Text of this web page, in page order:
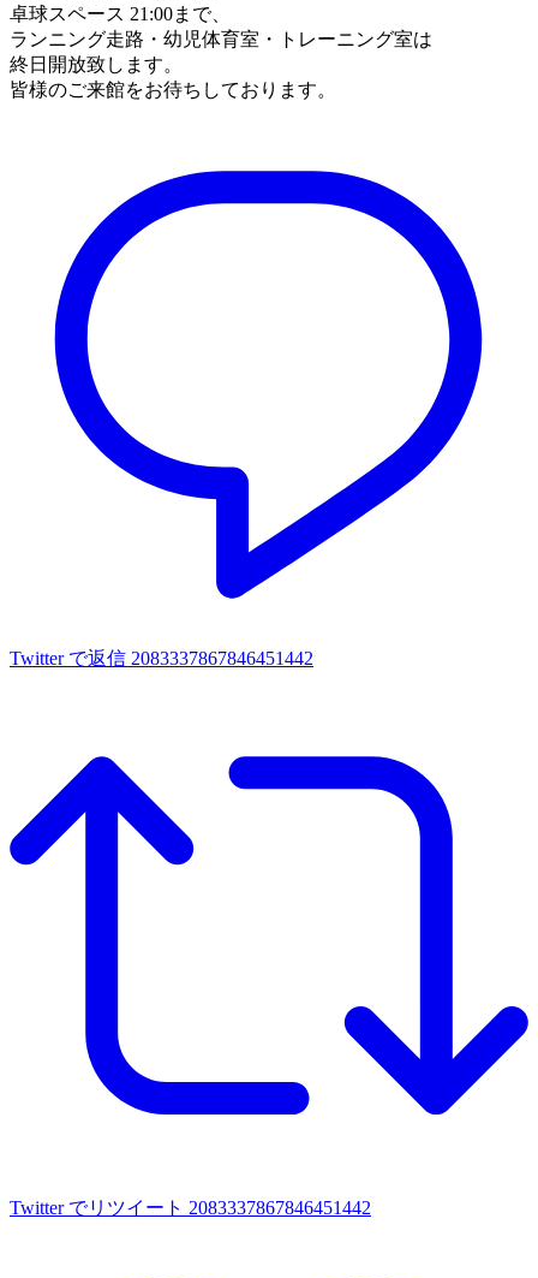
卓球スペース 21:00まで、
ランニング走路・幼児体育室・トレーニング室は
終日開放致します。
皆様のご来館をお待ちしております。
Twitter で返信 2083337867846451442
Twitter でリツイート 2083337867846451442